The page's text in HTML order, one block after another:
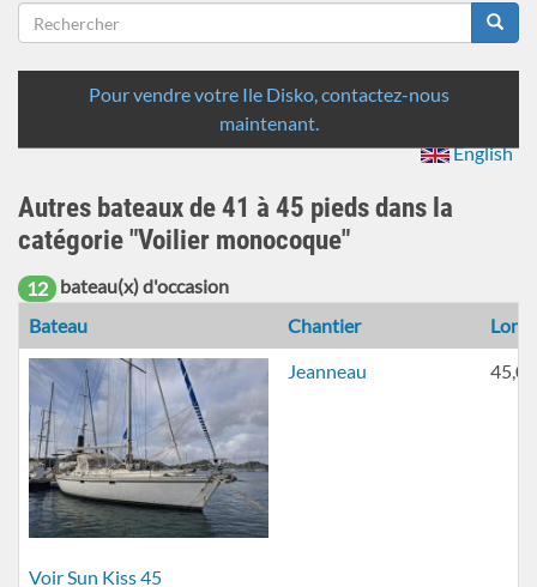
Formulaire
de
recherchePour vendre votre Ile Disko, contactez-nous
maintenant.
English
Autres bateaux de 41 à 45 pieds dans la
catégorie "Voilier monocoque"
12 bateau(x) d'occasion
Bateau
Chantier
Voir Sun Kiss 45
Jeanneau